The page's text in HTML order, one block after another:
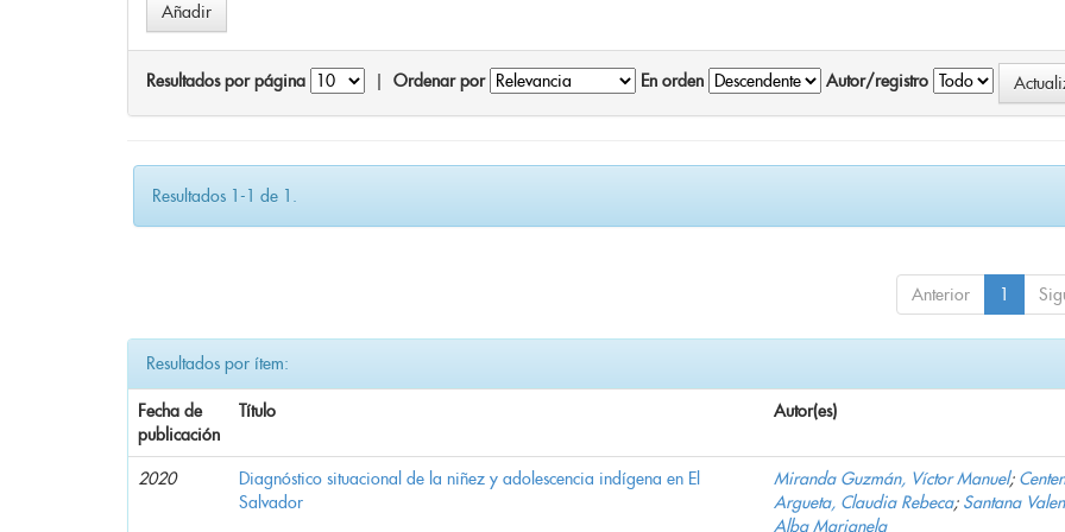
Resultados por página Ordenar por En orden Autor/registro
Resultados 1-1 de 1.
Anterior 1
Resultados por ítem:
Fecha de
publicación
Título Autor(es)
2020
Diagnóstico situacional de la niñez y adolescencia indígena en El
Salvador
Miranda Guzmán, Víctor Manuel;
Argueta, Claudia Rebeca; Santana
Alba Marianela